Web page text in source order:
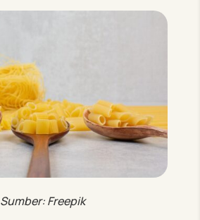
Sumber: Freepik